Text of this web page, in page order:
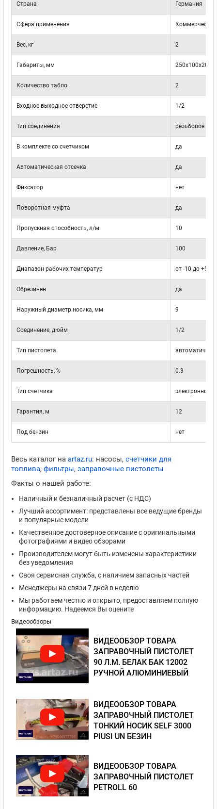
Страна Германия
Сфера применения Коммерческое
Вес, кг 2
Габариты, мм 250х100х200
Количество табло 2
Входное-выходное отверстие 1/2
Тип соединения резьбовое (вн)
В комплекте со счетчиком да
Автоматическая отсечка да
Фиксатор нет
Поворотная муфта да
Пропускная способность, л/м 10
Давление, Бар 100
Диапазон рабочих температур от -10 до +50
Обрезинен да
Наружный диаметр носика, мм 9
Соединение, дюйм 1/2
Тип пистолета
Погрешность, % 0.3
Тип счетчика электронный
Гарантия, м 12
Под бензин нет
Весь каталог на artaz.ru: насосы, счетчики для
топлива, фильтры, заправочные пистолеты
Факты о нашей работе:
Наличный и безналичный расчет (с НДС)
Лучший ассортимент: представлены все ведущие бренды
и популярные модели
Качественное достоверное описание с оригинальными
фотографиями и видео обзорами
Производителем могут быть изменены характеристики
без уведомления
Своя сервисная служба, с наличием запасных частей
Менеджеры на связи 7 дней в неделю
Мы работаем честно и открыто, предоставляем полную
информацию. Надеемся Вы оцените
Видеообзоры
ВИДЕООБЗОР ТОВАРА
ЗАПРАВОЧНЫЙ ПИСТОЛЕТ
90 Л.М. БЕЛАК БАК 12002
РУЧНОЙ АЛЮМИНИЕВЫЙ
ВИДЕООБЗОР ТОВАРА
ЗАПРАВОЧНЫЙ ПИСТОЛЕТ
ТОНКИЙ НОСИК SELF 3000
PIUSI UN БЕЗИН
ВИДЕООБЗОР ТОВАРА
ЗАПРАВОЧНЫЙ ПИСТОЛЕТ
PETROLL 60